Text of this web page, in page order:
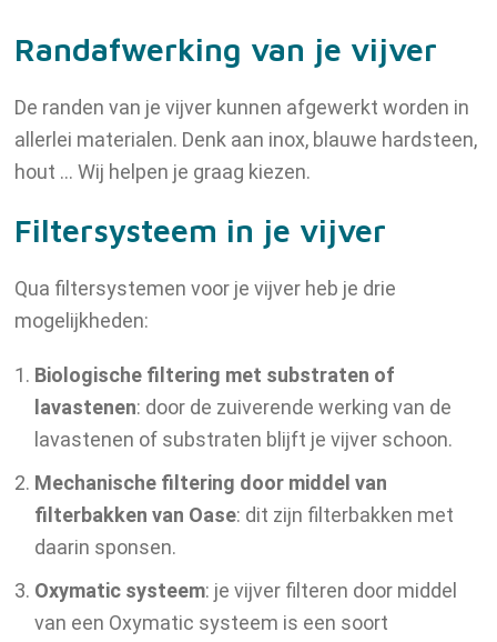
Randafwerking van je vijver
De randen van je vijver kunnen afgewerkt worden in
allerlei materialen. Denk aan inox, blauwe hardsteen,
hout … Wij helpen je graag kiezen.
Filtersysteem in je vijver
Qua filtersystemen voor je vijver heb je drie
mogelijkheden:
Biologische filtering met substraten of
lavastenen: door de zuiverende werking van de
lavastenen of substraten blijft je vijver schoon.
Mechanische filtering door middel van
filterbakken van Oase: dit zijn filterbakken met
daarin sponsen.
Oxymatic systeem: je vijver filteren door middel
van een Oxymatic systeem is een soort